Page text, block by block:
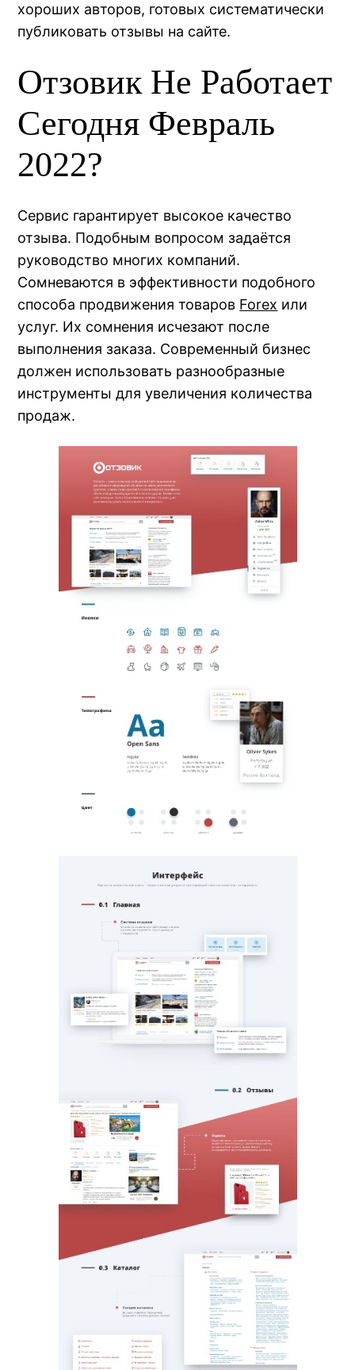
хороших авторов, готовых систематически
публиковать отзывы на сайте.
Отзовик Не Работает
Сегодня Февраль
2022?
Сервис гарантирует высокое качество
отзыва. Подобным вопросом задаётся
руководство многих компаний.
Сомневаются в эффективности подобного
способа продвижения товаров Forex или
услуг. Их сомнения исчезают после
выполнения заказа. Современный бизнес
должен использовать разнообразные
инструменты для увеличения количества
продаж.